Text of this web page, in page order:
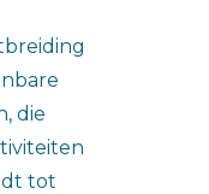
die
tot